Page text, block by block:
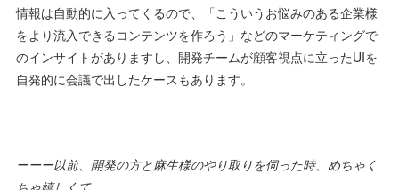
情報は自動的に入ってくるので、「こういうお悩みのある企業様
をより流入できるコンテンツを作ろう」などのマーケティングで
のインサイトがありますし、開発チームが顧客視点に立ったUIを
自発的に会議で出したケースもあります。
ーーー以前、開発の方と麻生様のやり取りを伺った時、めちゃく
ちゃ嬉しくて。